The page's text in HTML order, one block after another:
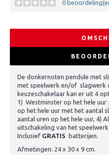
0
De donkernoten pendule met
met speelwerk en/of slagwerk
keuzeschakelaar kan er uit 4
1) Westminster op het hele
op het hele uur met het aantal
aantal uren op het hele uur, 4)
uitschakeling van het
Inclusief GRATIS
batterijen.
Afmetingen: 24 x 30 x 9 cm.